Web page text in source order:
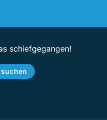
schiefgegangen!